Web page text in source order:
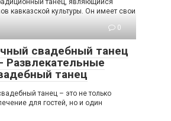
кавказской культуры. Он имеет свои
0
свадебный танец
Развлекательные
танец
танец – это не только
для гостей, но и один